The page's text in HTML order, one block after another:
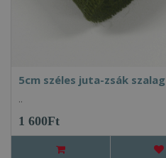
5cm széles juta-zsák
..
1 600Ft